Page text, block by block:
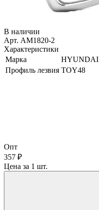
В наличии
Арт. AM1820-2
Характеристики
Марка
HYUNDAI
Профиль лезвия TOY48
Опт
357 ₽
Цена за 1 шт.